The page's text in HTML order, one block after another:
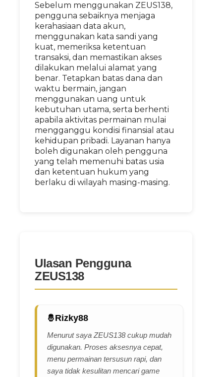
Sebelum menggunakan ZEUS138,
pengguna sebaiknya menjaga
kerahasiaan data akun,
menggunakan kata sandi yang
kuat, memeriksa ketentuan
transaksi, dan memastikan akses
dilakukan melalui alamat yang
benar. Tetapkan batas dana dan
waktu bermain, jangan
menggunakan uang untuk
kebutuhan utama, serta berhenti
apabila aktivitas permainan mulai
mengganggu kondisi finansial atau
kehidupan pribadi. Layanan hanya
boleh digunakan oleh pengguna
yang telah memenuhi batas usia
dan ketentuan hukum yang
berlaku di wilayah masing-masing.
Ulasan Pengguna
ZEUS138
Rizky88
Menurut saya ZEUS138 cukup mudah
digunakan. Proses aksesnya cepat,
menu permainan tersusun rapi, dan
saya tidak kesulitan mencari game